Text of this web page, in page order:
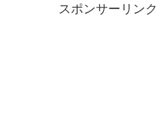
スポンサーリンク